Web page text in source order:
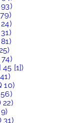
[1])
10)
22)
31)